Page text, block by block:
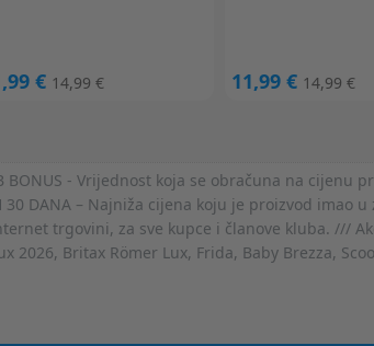
€ 14,99 € 11,99 € 14,99 €
- Vrijednost koja se obračuna na cijenu
30 DANA – Najniža cijena koju je proizvod imao
trgovini, za sve kupce i članove kluba. ///
Britax Römer Lux, Frida, Baby Brezza,